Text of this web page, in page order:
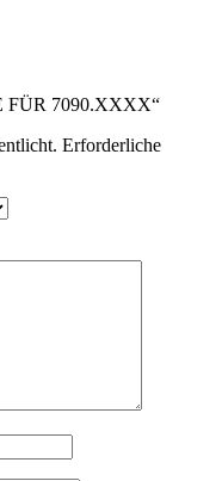
FÜR 7090.XXXX“
Erforderliche